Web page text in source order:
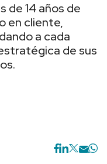
de 14 años de
en cliente,
a cada
de sus